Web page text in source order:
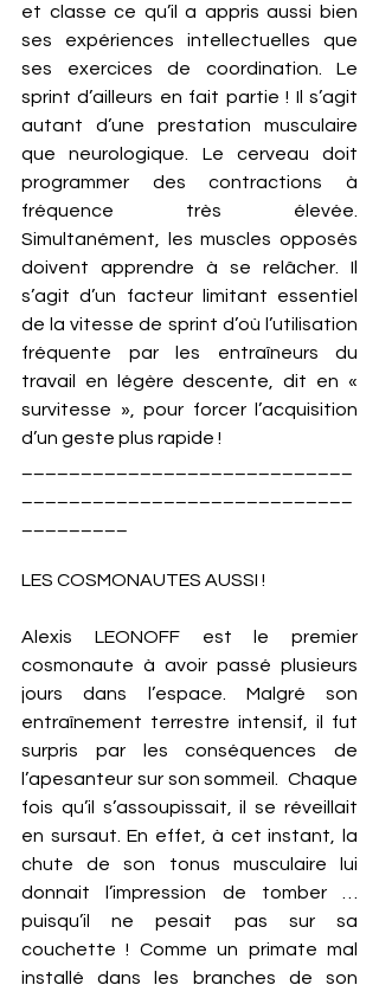
et classe ce qu’il a appris aussi bien
ses expériences intellectuelles que
ses exercices de coordination. Le
sprint d’ailleurs en fait partie ! Il s’agit
autant d’une prestation musculaire
que neurologique. Le cerveau doit
programmer des contractions à
fréquence très élevée.
Simultanément, les muscles opposés
doivent apprendre à se relâcher. Il
s’agit d’un facteur limitant essentiel
de la vitesse de sprint d’où l’utilisation
fréquente par les entraîneurs du
travail en légère descente, dit en «
survitesse », pour forcer l’acquisition
d’un geste plus rapide !
LES COSMONAUTES AUSSI !
Alexis LEONOFF est le premier
cosmonaute à avoir passé plusieurs
jours dans l’espace. Malgré son
entraînement terrestre intensif, il fut
surpris par les conséquences de
l’apesanteur sur son sommeil.  Chaque
fois qu’il s’assoupissait, il se réveillait
en sursaut. En effet, à cet instant, la
chute de son tonus musculaire lui
donnait l’impression de tomber …
puisqu’il ne pesait pas sur sa
couchette ! Comme un primate mal
installé dans les branches de son